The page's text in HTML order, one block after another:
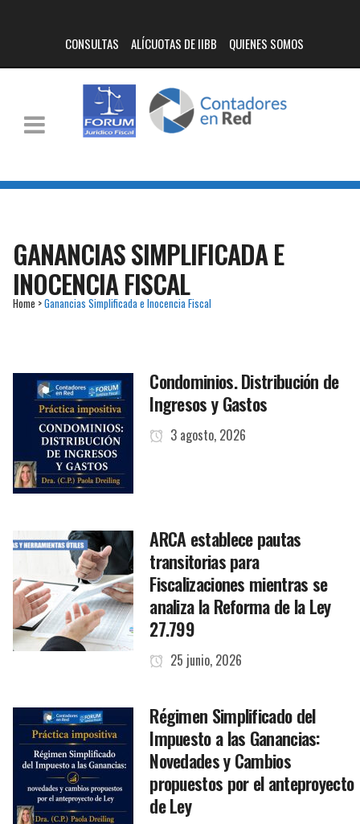
CONSULTAS ALÍCUOTAS DE IIBB QUIENES SOMOS
GANANCIAS SIMPLIFICADA E
INOCENCIA FISCAL
Home >Ganancias Simplificada e Inocencia Fiscal
Condominios. Distribución de
Ingresos y Gastos
3 agosto, 2026
ARCA establece pautas
transitorias para
Fiscalizaciones mientras se
analiza la Reforma de la Ley
27.799
25 junio, 2026
Régimen Simplificado del
Impuesto a las Ganancias:
Novedades y Cambios
propuestos por el anteproyecto
de Ley